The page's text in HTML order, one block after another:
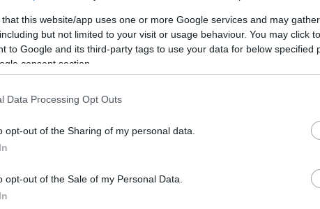
that this website/app uses one or more Google services and may
but not limited to your visit or usage behaviour. You may click
to Google and its third-party tags to use your data for below specified
consent section.
Data Processing Opt Outs
opt-out of the Sharing of my personal data.
opt-out of the Sale of my Personal Data.
azért mert szenzációsan néz ki a
amikben alszunk. Ez lehetett Eva
hiszen a 42 éves várandós
hozzá illő hosszú köntösben.